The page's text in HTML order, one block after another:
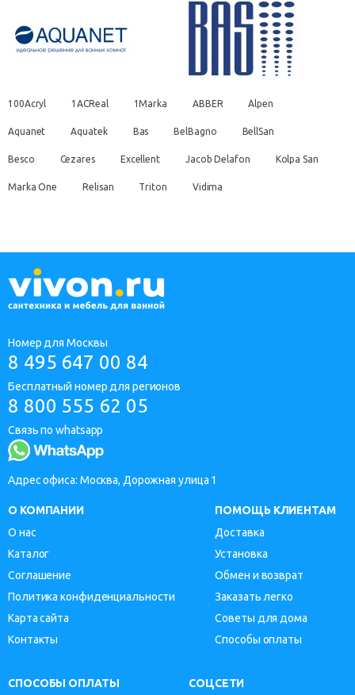
100Acryl 1ACReal 1Marka ABBER Alpen
Aquanet Aquatek Bas BelBagno BellSan
Besco Cezares Excellent Jacob Delafon Kolpa San
Marka One Relisan Triton Vidima
Номер для Москвы
8 495 647 00 84
Бесплатный номер для регионов
8 800 555 62 05
Связь по whatsapp
Адрес офиса: Москва, Дорожная улица 1
О КОМПАНИИ
О нас
Каталог
Соглашение
Политика конфиденциальности
Карта сайта
Контакты
ПОМОЩЬ КЛИЕНТАМ
Доставка
Установка
Обмен и возврат
Заказать легко
Советы для дома
Способы оплаты
СПОСОБЫ ОПЛАТЫ СОЦСЕТИ